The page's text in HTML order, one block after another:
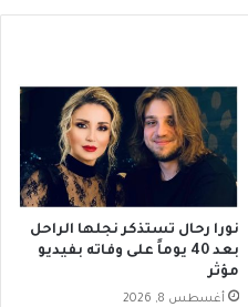
نورا رحال تستذكر نجلها الراحل
بعد 40 يوماً على وفاته بفيديو
مؤثر
أغسطس 8, 2026